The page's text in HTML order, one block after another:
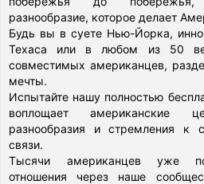
разнообразие, которое делает
Будь вы в суете Нью-Йорка,
Техаса или в любом из 50
совместимых американцев,
мечты.
Испытайте нашу полностью
воплощает американские
разнообразия и стремления к
связи.
Тысячи американцев уже
отношения через наше